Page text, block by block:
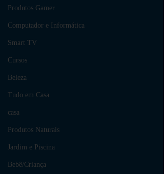
Produtos Gamer
Computador e Informática
Smart TV
Cursos
Beleza
Tudo em Casa
casa
Produtos Naturais
Jardim e Piscina
Bebê/Criança